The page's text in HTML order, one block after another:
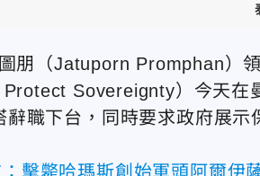
朋（Jatuporn Promphan）
Sovereignty）今天在
職下台，同時要求政府展示
擊斃哈瑪斯創始軍頭阿爾伊